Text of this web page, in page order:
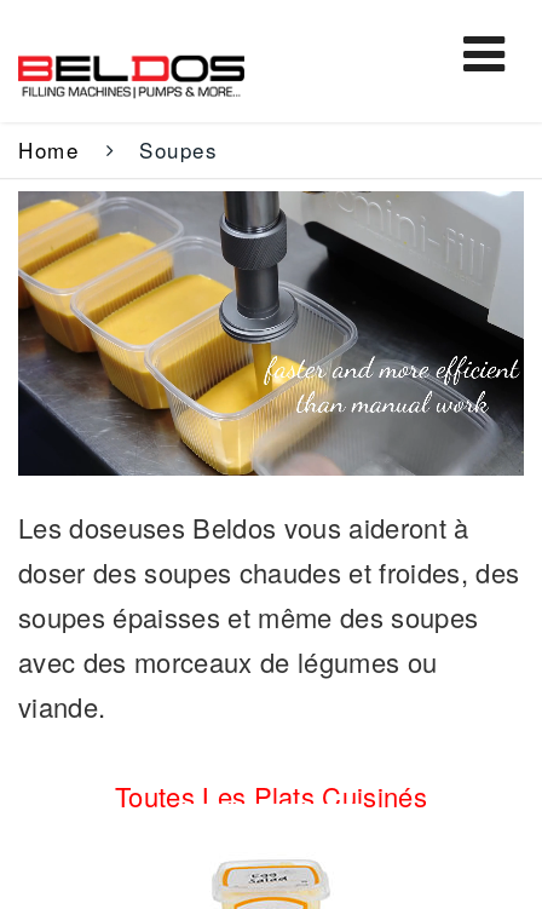
Home Soupes
Les doseuses Beldos vous aideront à
doser des soupes chaudes et froides, des
soupes épaisses et même des soupes
avec des morceaux de légumes ou
viande.
Toutes Les Plats Cuisinés